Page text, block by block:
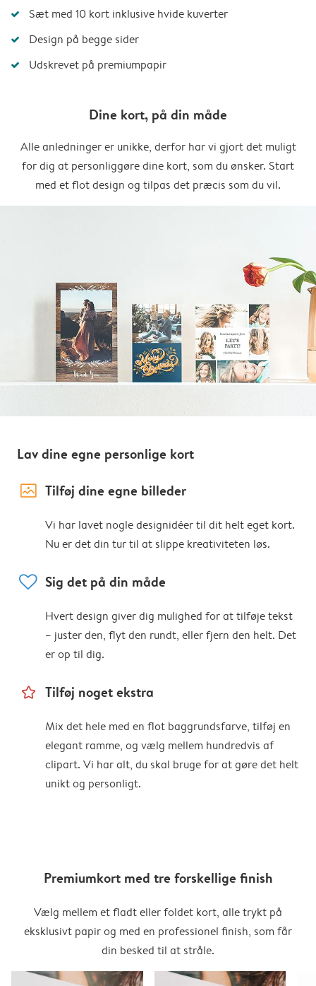
Sæt med 10 kort inklusive hvide kuverter
Design på begge sider
Udskrevet på premiumpapir
Dine kort, på din måde
Alle anledninger er unikke, derfor har vi gjort det muligt
for dig at personliggøre dine kort, som du ønsker. Start
med et flot design og tilpas det præcis som du vil.
Lav dine egne personlige kort
image_placeholder Tilføj dine egne billeder
Vi har lavet nogle designidéer til dit helt eget kort.
Nu er det din tur til at slippe kreativiteten løs.
heart Sig det på din måde
Hvert design giver dig mulighed for at tilføje tekst
– juster den, flyt den rundt, eller fjern den helt. Det
er op til dig.
star_outline Tilføj noget ekstra
Mix det hele med en flot baggrundsfarve, tilføj en
elegant ramme, og vælg mellem hundredvis af
clipart. Vi har alt, du skal bruge for at gøre det helt
unikt og personligt.
Premiumkort med tre forskellige finish
Vælg mellem et fladt eller foldet kort, alle trykt på
eksklusivt papir og med en professionel finish, som får
din besked til at stråle.